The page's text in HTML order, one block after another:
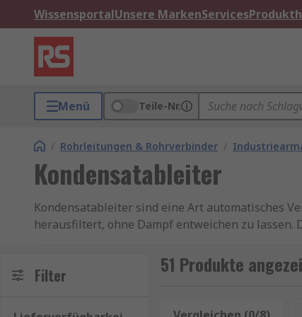
WissensportalUnsere MarkenServices
Menü Teile-Nr.
/ Rohrleitungen & Rohrverbinder /
Kondensatableiter
Kondensatableiter sind eine Art automatisches
herausfiltert, ohne Dampf entweichen zu
Mechanische Ableiter
Mechanische Ableiter erfassen den
Filter 51 Produkte